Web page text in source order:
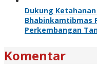
Dukung
Bhabinkamtibmas
Perkembangan
Komentar